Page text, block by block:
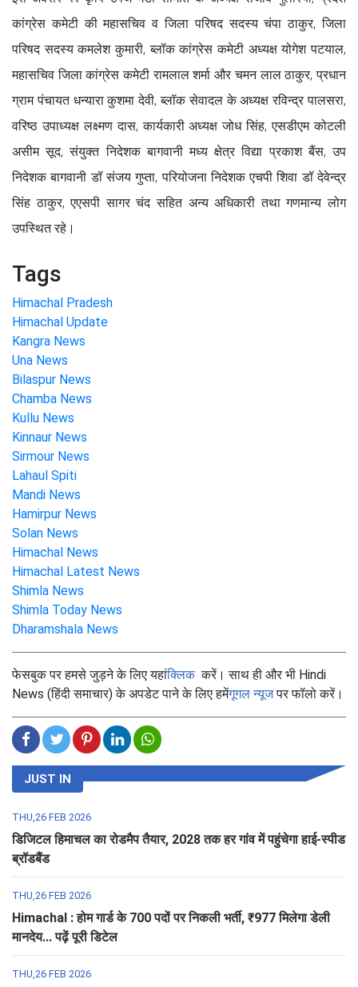
कांग्रेस कमेटी की महासचिव व जिला परिषद सदस्य चंपा ठाकुर, जिला
परिषद सदस्य कमलेश कुमारी, ब्लॉक कांग्रेस कमेटी अध्यक्ष योगेश पटयाल,
महासचिव जिला कांग्रेस कमेटी रामलाल शर्मा और चमन लाल ठाकुर, प्रधान
ग्राम पंचायत धन्यारा कुशमा देवी, ब्लॉक सेवादल के अध्यक्ष रविन्द्र पालसरा,
वरिष्ठ उपाध्यक्ष लक्ष्मण दास, कार्यकारी अध्यक्ष जोध सिंह, एसडीएम कोटली
असीम सूद, संयुक्त निदेशक बागवानी मध्य क्षेत्र विद्या प्रकाश बैंस, उप
निदेशक बागवानी डॉ संजय गुप्ता, परियोजना निदेशक एचपी शिवा डॉ देवेन्द्र
सिंह ठाकुर, एएसपी सागर चंद सहित अन्य अधिकारी तथा गणमान्य लोग
उपस्थित रहे।
Tags
Himachal Pradesh
Himachal Update
Kangra News
Una News
Bilaspur News
Chamba News
Kullu News
Kinnaur News
Sirmour News
Lahaul Spiti
Mandi News
Hamirpur News
Solan News
Himachal News
Himachal Latest News
Shimla News
Shimla Today News
Dharamshala News
फेसबुक पर हमसे जुड़ने के लिए यहांक्लिककरें। साथ ही और भी Hindi
News (हिंदी समाचार) के अपडेट पाने के लिए हमेंगूगल न्यूजपर फॉलो करें।
JUST IN
THU,26 FEB 2026
डिजिटल हिमाचल का रोडमैप तैयार, 2028 तक हर गांव में पहुंचेगा हाई-स्पीड
ब्रॉडबैंड
THU,26 FEB 2026
Himachal : होम गार्ड के 700 पदों पर निकली भर्ती, ₹977 मिलेगा डेली
मानदेय... पढ़ें पूरी डिटेल
THU,26 FEB 2026